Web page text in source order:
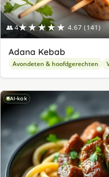
👥 4★★★★★ 4.67 (141)
Adana Kebab
Avondeten & hoofdgerechten
AI-kok